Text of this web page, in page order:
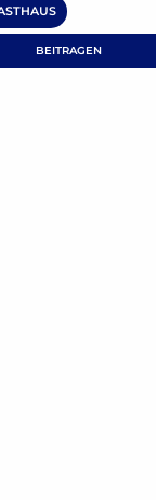
BEITRAGEN